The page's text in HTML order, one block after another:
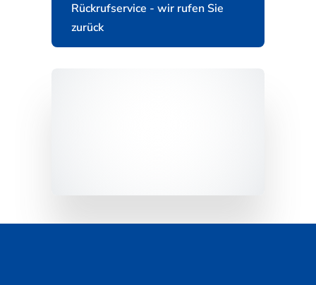
Rückrufservice - wir rufen Sie
zurück